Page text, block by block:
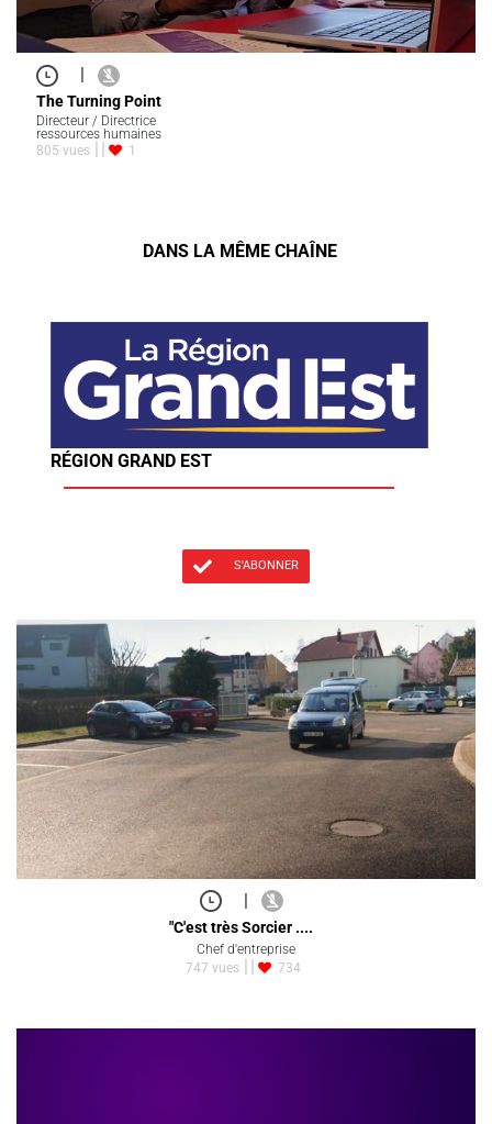
|
The Turning Point
Directeur / Directrice
ressources humaines
805 vues
1
DANS LA MÊME CHAÎNE
RÉGION GRAND EST
S'ABONNER
|
"C'est très Sorcier ....
Chef d'entreprise
747 vues
734